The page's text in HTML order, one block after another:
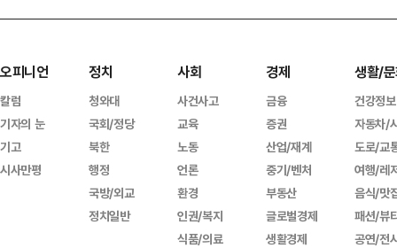
오피니언
칼럼
기자의 눈
기고
시사만평
정치
청와대
국회/정당
북한
행정
국방/외교
정치일반
사회
사건사고
교육
노동
언론
환경
인권/복지
식품/의료
경제
금융
증권
산업/재계
중기/벤처
부동산
글로벌경제
생활경제
생활/
건강정보
자동차/
도로/교
여행/레
음식/맛
패션/뷰
공연/전